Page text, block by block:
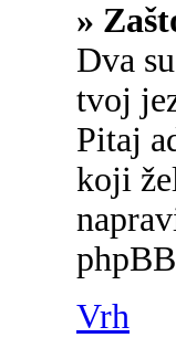
»
Dva
tvoj
Pitaj
koji
Vrh